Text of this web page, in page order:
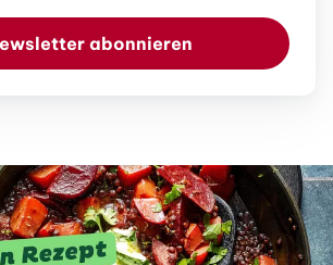
abonnieren